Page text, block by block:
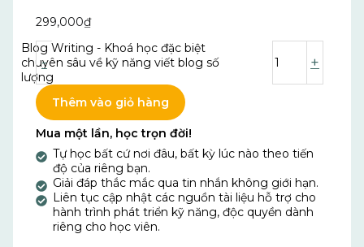
299,000₫
-
Blog Writing - Khoá học đặc biệt
chuyên sâu về kỹ năng viết blog số
lượng
+
Thêm vào giỏ hàng
Mua một lần, học trọn đời!
Tự học bất cứ nơi đâu, bất kỳ lúc nào theo tiến
độ của riêng bạn.
Giải đáp thắc mắc qua tin nhắn không giới hạn.
Liên tục cập nhật các nguồn tài liệu hỗ trợ cho
hành trình phát triển kỹ năng, độc quyền dành
riêng cho học viên.